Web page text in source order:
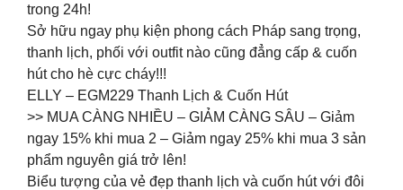
trong 24h!
Sở hữu ngay phụ kiện phong cách Pháp sang trọng,
thanh lịch, phối với outfit nào cũng đẳng cấp & cuốn
hút cho hè cực cháy!!!
ELLY – EGM229 Thanh Lịch & Cuốn Hút
>> MUA CÀNG NHIỀU – GIẢM CÀNG SÂU – Giảm
ngay 15% khi mua 2 – Giảm ngay 25% khi mua 3 sản
phẩm nguyên giá trở lên!
Biểu tượng của vẻ đẹp thanh lịch và cuốn hút với đôi